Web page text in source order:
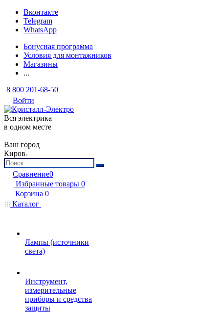
Вконтакте
Telegram
WhatsApp
Бонусная программа
Условия для монтажников
Магазины
...
8 800 201-68-50
Войти
Вся электрика
в одном месте
Ваш город
Киров
Сравнение0
Избранные товары 0
Корзина 0
Каталог
Лампы (источники
света)
Инструмент,
измерительные
приборы и средства
защиты